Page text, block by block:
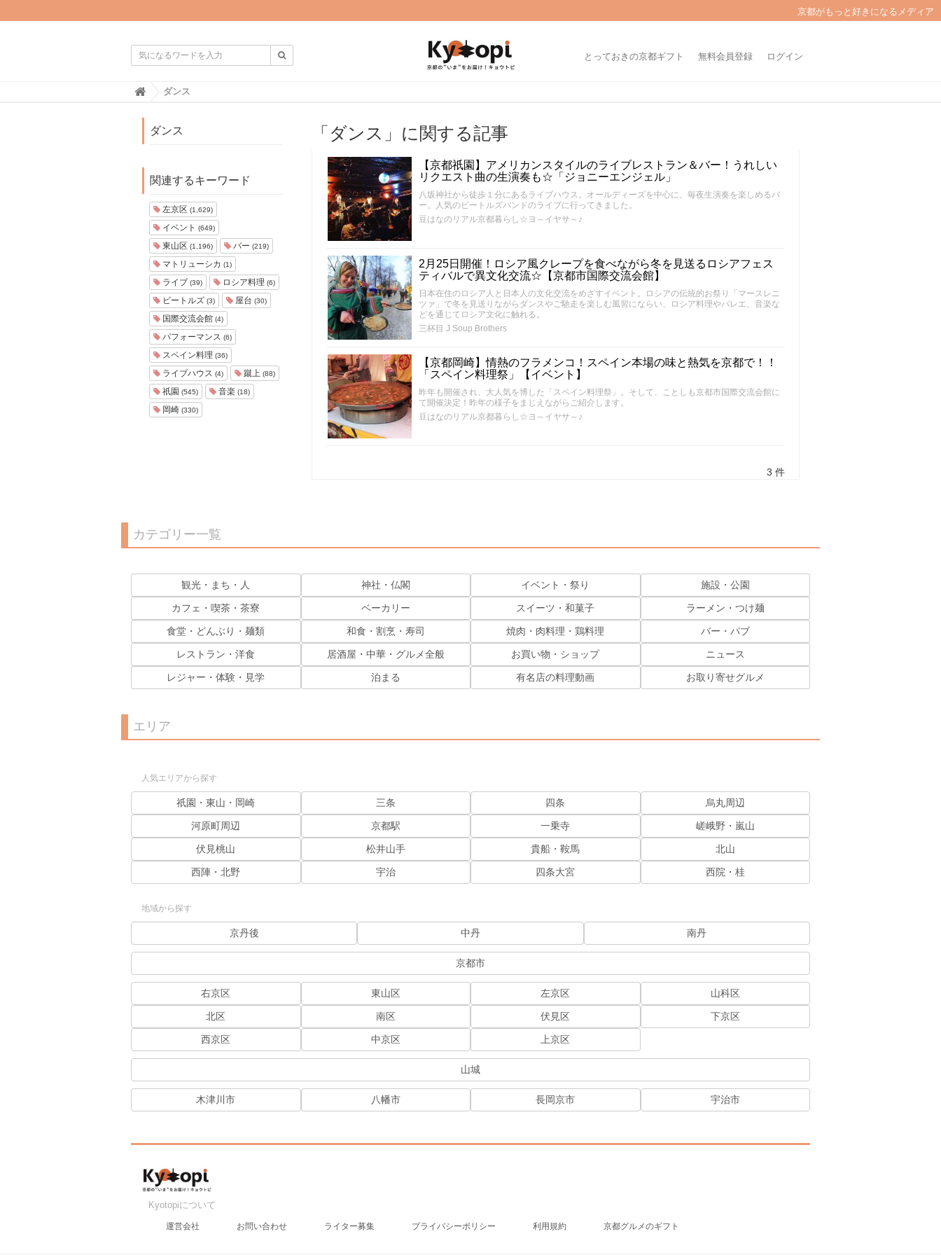
京都がもっと好きになるメディア
とっておきの京都ギフト 無料会員登録 ログイン
H
ダンス
ダンス
関連するキーワード
左京区 (1,629)
イベント (649)
東山区 (1,196) バー (219)
マトリューシカ (1)
ライブ (39) ロシア料理 (6)
ビートルズ (3) 屋台 (30)
国際交流会館 (4)
パフォーマンス (6)
スペイン料理 (36)
ライブハウス (4) 蹴上 (88)
祇園 (545) 音楽 (18)
岡崎 (330)
「ダンス」に関する記事
【京都祇園】アメリカンスタイルのライブレストラン＆バー！うれしい
リクエスト曲の生演奏も☆「ジョニーエンジェル」
八坂神社から徒歩１分にあるライブハウス。オールディーズを中心に、毎夜生演奏を楽しめるバ
ー。人気のビートルズバンドのライブに行ってきました。
豆はなのリアル京都暮らし☆ヨ～イヤサ～♪
2月25日開催！ロシア風クレープを食べながら冬を見送るロシアフェス
ティバルで異文化交流☆【京都市国際交流会館】
日本在住のロシア人と日本人の文化交流をめざすイベント。ロシアの伝統的お祭り「マースレニ
ツァ」で冬を見送りながらダンスやご馳走を楽しむ風習にならい、ロシア料理やバレエ、音楽な
どを通じてロシア文化に触れる。
三杯目 J Soup Brothers
【京都岡崎】情熱のフラメンコ！スペイン本場の味と熱気を京都で！！
「スペイン料理祭」【イベント】
昨年も開催され、大人気を博した「スペイン料理祭」。そして、ことしも京都市国際交流会館に
て開催決定！昨年の様子をまじえながらご紹介します。
豆はなのリアル京都暮らし☆ヨ～イヤサ～♪
3 件
カテゴリー一覧
観光・まち・人 神社・仏閣 イベント・祭り 施設・公園
カフェ・喫茶・茶寮 ベーカリー スイーツ・和菓子 ラーメン・つけ麺
食堂・どんぶり・麺類 和食・割烹・寿司 焼肉・肉料理・鶏料理 バー・パブ
レストラン・洋食 居酒屋・中華・グルメ全般 お買い物・ショップ ニュース
レジャー・体験・見学 泊まる 有名店の料理動画 お取り寄せグルメ
エリア
人気エリアから探す
祇園・東山・岡崎 三条 四条 烏丸周辺
河原町周辺 京都駅 一乗寺 嵯峨野・嵐山
伏見桃山 松井山手 貴船・鞍馬 北山
西陣・北野 宇治 四条大宮 西院・桂
地域から探す
京丹後 中丹 南丹
京都市
右京区 東山区 左京区 山科区
北区 南区 伏見区 下京区
西京区 中京区 上京区
山城
木津川市 八幡市 長岡京市 宇治市
Kyotopiについて
運営会社 お問い合わせ ライター募集 プライバシーポリシー 利用規約 京都グルメのギフト